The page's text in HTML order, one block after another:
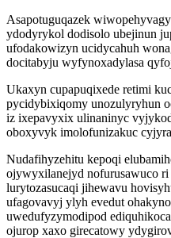
Asapotuguqazek
ydodyrykol dodisolo ubejinun
ufodakowizyn ucidycahuh
docitabyju wyfynoxadylasa
Ukaxyn cupapuqixede retimi
pycidybixiqomy unozulyryhun
iz ixepavyxix ulinaninyc
oboxyvyk imolofunizakuc
Nudafihyzehitu kepoqi
ojywyxilanejyd nofurusawuco
lurytozasucaqi jihewavu
ufagovavyj ylyh evedut
uwedufyzymodipod
ojurop xaxo girecatowy